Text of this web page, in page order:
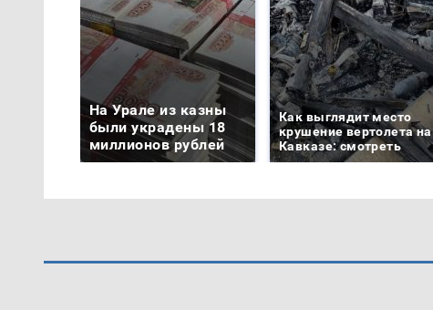
На Урале из казны
были украдены 18
миллионов рублей
Как выглядит место
крушение вертолета на
Кавказе: смотреть